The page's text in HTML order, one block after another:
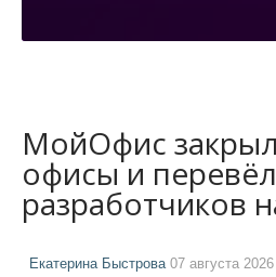
МойОфис
офисы и перевёл
разработчиков
Екатерина Быстрова07 августа